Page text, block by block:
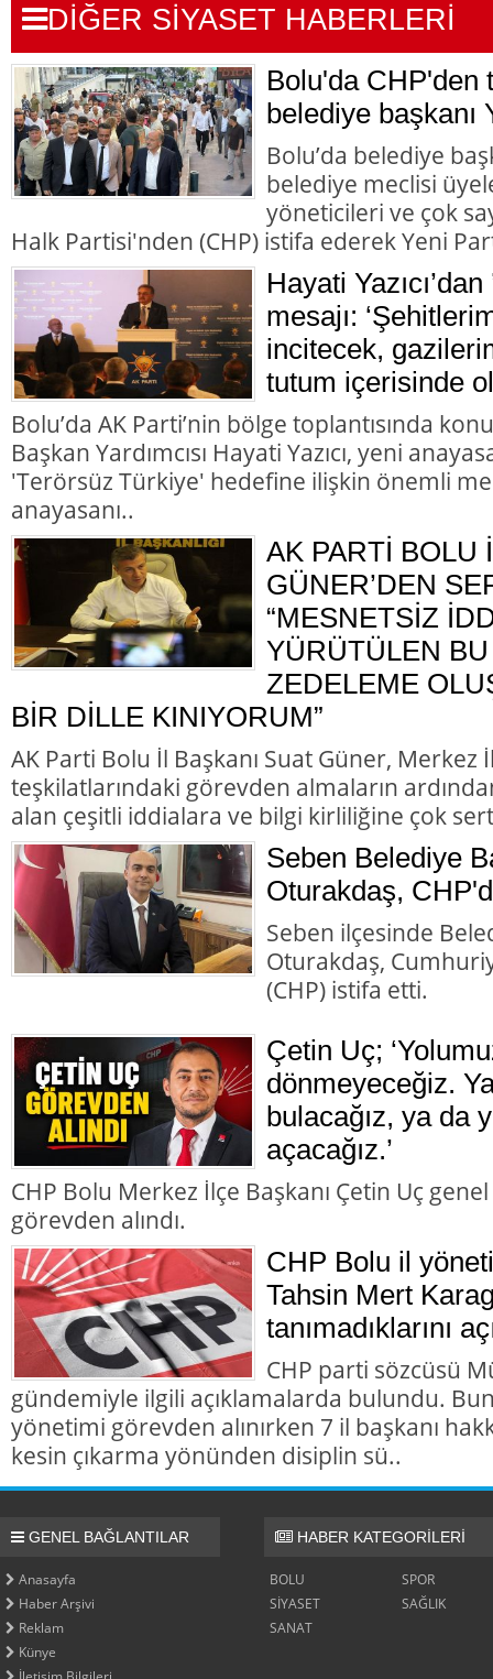
DİĞER SİYASET HABERLERİ
Bolu'da CHP'den
belediye başkanı
Bolu’da belediye
belediye meclisi
yöneticileri ve çok
Halk Partisi'nden (CHP) istifa ederek Yeni
Hayati
mesajı:
incitecek,
tutum içerisinde
Bolu’da AK Parti’nin bölge toplantısında
Başkan Yardımcısı Hayati Yazıcı, yeni
'Terörsüz Türkiye' hedefine ilişkin önemli
anayasanı..
AK PARTİ BOLU
GÜNER’DEN
“MESNETSİZ
YÜRÜTÜLEN
ZEDELEME
BİR DİLLE KINIYORUM”
AK Parti Bolu İl Başkanı Suat Güner,
teşkilatlarındaki görevden almaların
alan çeşitli iddialara ve bilgi kirliliğine çok
Seben Belediye
Oturakdaş,
Seben ilçesinde
Oturakdaş,
(CHP) istifa etti.
Çetin Uç;
dönmeyeceğiz.
bulacağız, ya da
açacağız.’
CHP Bolu Merkez İlçe Başkanı Çetin Uç
görevden alındı.
CHP Bolu il
Tahsin Mert
tanımadıklarını
CHP parti sözcüsü
gündemiyle ilgili açıklamalarda bulundu.
yönetimi görevden alınırken 7 il başkanı
kesin çıkarma yönünden disiplin sü..
GENEL BAĞLANTILAR
Anasayfa
Haber Arşivi
Reklam
Künye
HABER KATEGORİLERİ
BOLU
SPOR
SİYASET
SAĞLIK
SANAT